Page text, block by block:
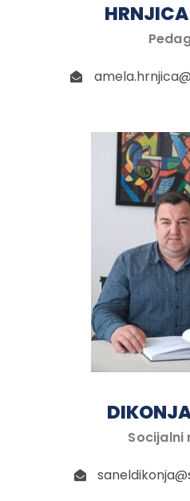
Socijalni